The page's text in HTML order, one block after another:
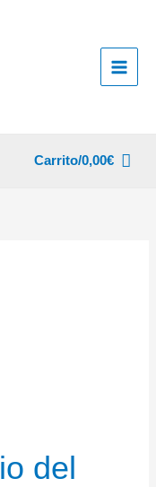
Carrito/0,00€
del